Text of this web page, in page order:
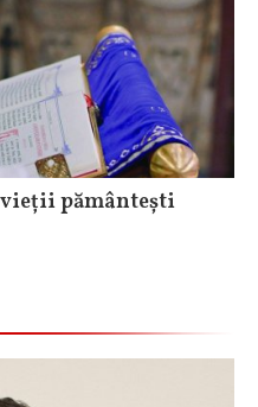
pământești